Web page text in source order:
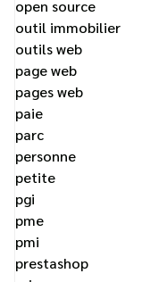
open source
outil immobilier
outils web
page web
pages web
paie
parc
personne
petite
pgi
pme
pmi
prestashop